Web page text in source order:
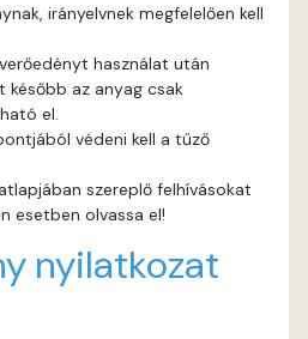
irányelvnek megfelelően kell
használat után
később az anyag csak
el.
védeni kell a tűző
szereplő felhívásokat
esetben olvassa el!
nyilatkozat